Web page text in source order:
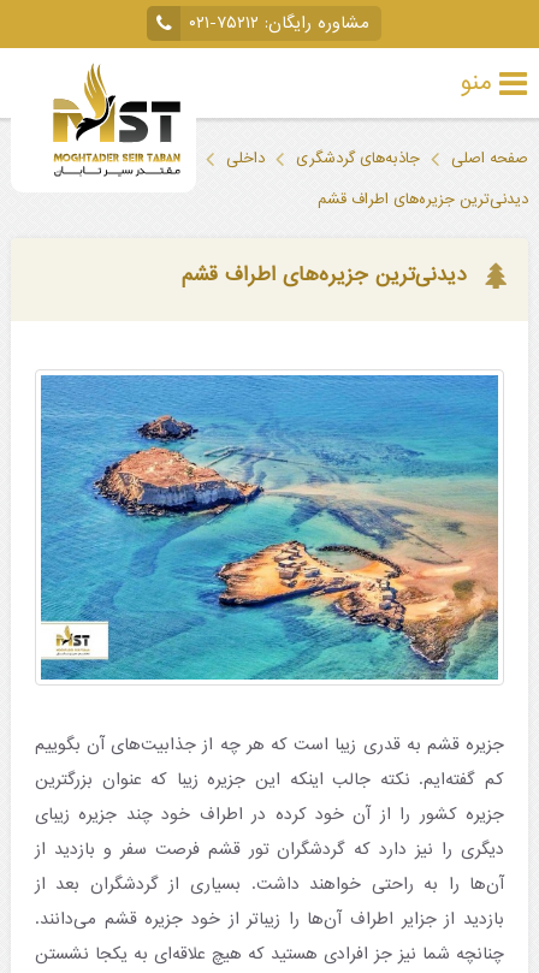
مشاوره رایگان: ۰۲۱-۷۵۲۱۲
منو
داخلی
آخری
جاذبه‌های
گردشگری
صفحه اصلی جاذبه‌های گردشگری داخلی
قشم
دیدنی‌ترین جزیره‌های اطراف قشم
دیدنی‌ترین جزیره‌های اطراف قشم
جزیره قشم به قدری زیبا است که هر چه از جذابیت‌های آن بگوییم
کم گفته‌ایم. نکته جالب اینکه این جزیره زیبا که عنوان بزرگترین
جزیره کشور را از آن خود کرده در اطراف خود چند جزیره زیبای
دیگری را نیز دارد که گردشگران تور قشم فرصت سفر و بازدید از
آن‌ها را به راحتی خواهند داشت. بسیاری از گردشگران بعد از
بازدید از جزایر اطراف آن‌ها را زیباتر از خود جزیره قشم می‌دانند.
چنانچه شما نیز جز افرادی هستید که هیچ علاقه‌ای به یکجا نشستن